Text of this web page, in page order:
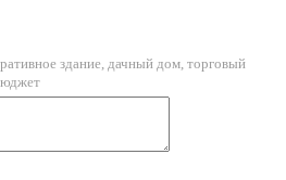
здание, дачный дом, торговый